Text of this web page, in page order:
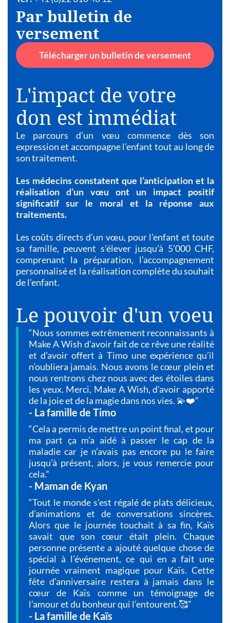
Par bulletin de
versement
Télécharger un bulletin de versement
L'impact de votre
don est immédiat
Le parcours d’un vœu commence dès son
expression et accompagne l’enfant tout au long de
son traitement.
Les médecins constatent que l’anticipation et la
réalisation d’un vœu ont un impact positif
significatif sur le moral et la réponse aux
traitements.
Les coûts directs d’un vœu, pour l’enfant et toute
sa famille, peuvent s’élever jusqu’à 5’000 CHF,
comprenant la préparation, l’accompagnement
personnalisé et la réalisation complète du souhait
de l’enfant.
Le pouvoir d'un voeu
“Nous sommes extrêmement reconnaissants à
Make A Wish d’avoir fait de ce rêve une réalité
et d’avoir offert à Timo une expérience qu’il
n’oubliera jamais. Nous avons le cœur plein et
nous rentrons chez nous avec des étoiles dans
les yeux. Merci, Make A Wish, d’avoir apporté
de la joie et de la magie dans nos vies. 💫❤️”
- La famille de Timo
“Cela a permis de mettre un point final, et pour
ma part ça m’a aidé à passer le cap de la
maladie car je n’avais pas encore pu le faire
jusqu’à présent, alors, je vous remercie pour
cela.”
- Maman de Kyan
“Tout le monde s’est régalé de plats délicieux,
d’animations et de conversations sincères.
Alors que le journée touchait à sa fin, Kaïs
savait que son cœur était plein. Chaque
personne présente a ajouté quelque chose de
spécial à l’événement, ce qui en a fait une
journée vraiment magique pour Kaïs. Cette
fête d’anniversaire restera à jamais dans le
cœur de Kaïs comme un témoignage de
l’amour et du bonheur qui l’entourent.🥰”
- La famille de Kaïs